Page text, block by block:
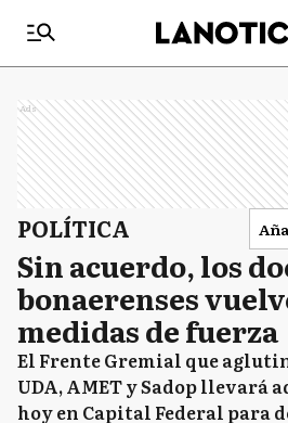
Ads
POLÍTICA
Sin acuerdo, los
bonaerenses
medidas de fuerza
El Frente Gremial que
UDA, AMET y Sadop llevará
hoy en Capital Federal para